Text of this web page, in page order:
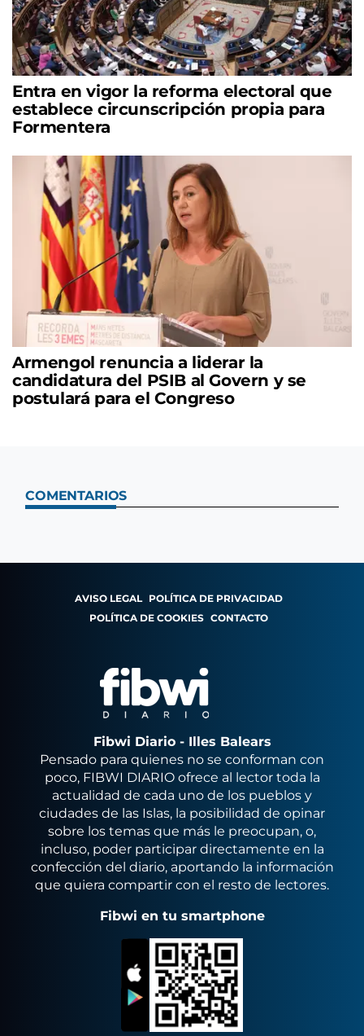
Entra en vigor la reforma electoral que
establece circunscripción propia para
Formentera
Armengol renuncia a liderar la
candidatura del PSIB al Govern y se
postulará para el Congreso
COMENTARIOS
AVISO LEGAL POLÍTICA DE PRIVACIDAD
POLÍTICA DE COOKIES CONTACTO
Fibwi Diario - Illes Balears
Pensado para quienes no se conforman con
poco, FIBWI DIARIO ofrece al lector toda la
actualidad de cada uno de los pueblos y
ciudades de las Islas, la posibilidad de opinar
sobre los temas que más le preocupan, o,
incluso, poder participar directamente en la
confección del diario, aportando la información
que quiera compartir con el resto de lectores.
Fibwi en tu smartphone